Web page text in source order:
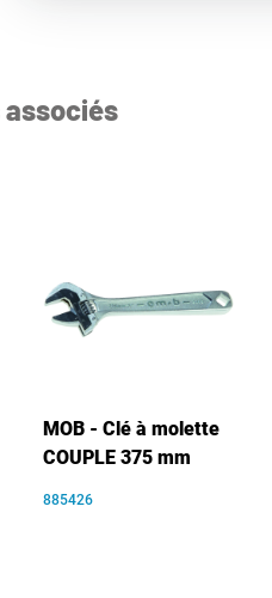
MOB - Clé à molette
COUPLE 375 mm
885426